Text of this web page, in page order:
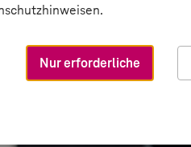
Nur erforderliche